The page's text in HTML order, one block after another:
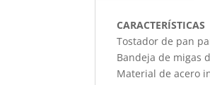
CARACTERÍSTICAS
Tostador de pan
Bandeja de migas
Material de acero